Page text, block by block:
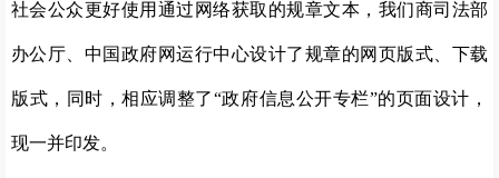
社会公众更好使用通过网络获取的规章文本，我们商司法部
办公厅、中国政府网运行中心设计了规章的网页版式、下载
版式，同时，相应调整了“政府信息公开专栏”的页面设计，
现一并印发。